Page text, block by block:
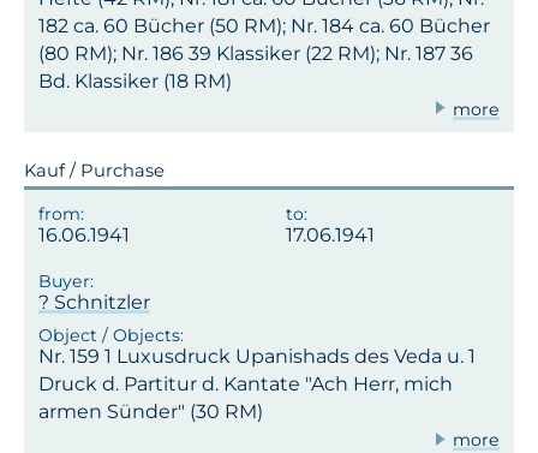
182 ca. 60 Bücher (50 RM); Nr. 184 ca. 60 Bücher
(80 RM); Nr. 186 39 Klassiker (22 RM); Nr. 187 36
Bd. Klassiker (18 RM)
more
Kauf / Purchase
16.06.1941 17.06.1941
? Schnitzler
Nr. 159 1 Luxusdruck Upanishads des Veda u. 1
Druck d. Partitur d. Kantate "Ach Herr, mich
armen Sünder" (30 RM)
more